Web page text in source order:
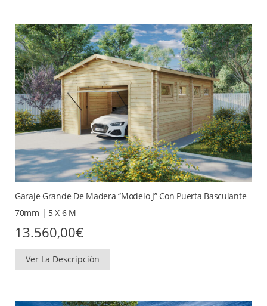
Garaje Grande De Madera “Modelo J” Con Puerta Basculante
70mm | 5 X 6 M
13.560,00€
Ver La Descripción